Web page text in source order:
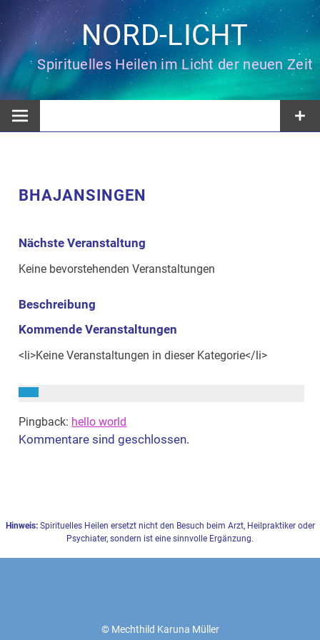
Zum
Inhalt
springen
NORD-LICHT
Spirituelles Heilen im Licht der neuen Zeit
BHAJANSINGEN
Nächste Veranstaltung
Keine bevorstehenden Veranstaltungen
Beschreibung
Kommende Veranstaltungen
<li>Keine Veranstaltungen in dieser Kategorie</li>
Pingback: hello world
Kommentare sind geschlossen.
Hinweis: Spirituelles Heilen ersetzt nicht den Besuch beim Arzt, Heilpraktiker oder
Psychiater, sondern ist eine sinnvolle Ergänzung.
© Mechthild Karuna Müller